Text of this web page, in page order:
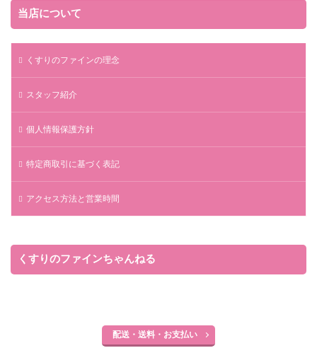
当店について
くすりのファインの理念
スタッフ紹介
個人情報保護方針
特定商取引に基づく表記
アクセス方法と営業時間
くすりのファインちゃんねる
配送・送料・お支払い